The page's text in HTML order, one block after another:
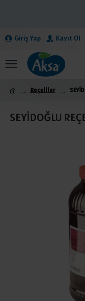
Giriş Yap Kayıt Ol
Reçelller
SEYİDOĞLU